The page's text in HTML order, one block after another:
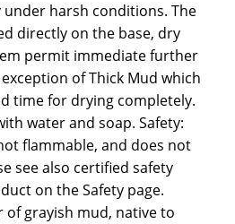
harsh conditions. The
directly on the base, dry
permit immediate further
of Thick Mud which
time for drying completely.
water and soap. Safety:
flammable, and does not
see also certified safety
on the Safety page.
of grayish mud, native to